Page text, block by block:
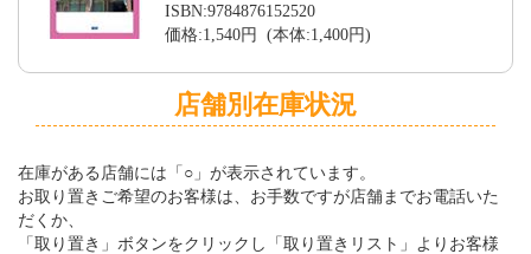
ISBN:9784876152520
価格:1,540円 (本体:1,400円)
店舗別在庫状況
在庫がある店舗には「○」が表示されています。
お取り置きご希望のお客様は、お手数ですが店舗までお電話いた
だくか、
「取り置き」ボタンをクリックし「取り置きリスト」よりお客様